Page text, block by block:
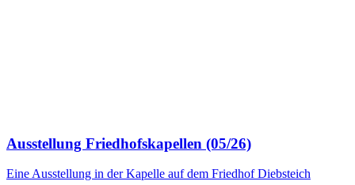
Ausstellung Friedhofskapellen (05/26)
Eine Ausstellung in der Kapelle auf dem Friedhof Diebsteich